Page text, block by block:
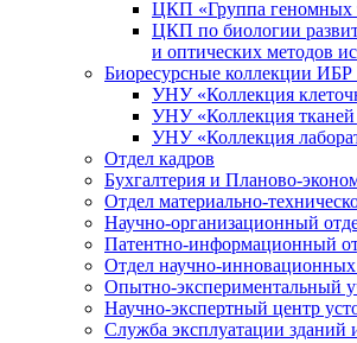
ЦКП «Группа геномных
ЦКП по биологии
и оптических методов
Биоресурсные коллекции
УНУ «Коллекция
УНУ «Коллекция
УНУ «Коллекция
Отдел кадров
Бухгалтерия и Планово-
Отдел материально-
Научно-организационный
Патентно-информационный
Отдел научно-инновационных
Опытно-экспериментальный
Научно-экспертный центр
Служба эксплуатации зданий